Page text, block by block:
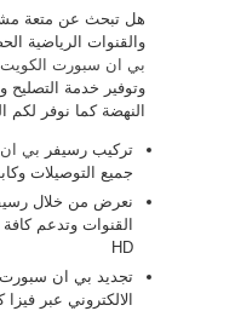
هل تبحث عن متعة
والقنوات الرياضية
بي ان سبورت الكويت
وتوفير خدمة
النهضة كما نوفر لكم
تركيب رسيفر بي ان
جميع التوصيلات
نعرض من خلال
HD
تجديد بي ان سبورت
الالكتروني عبر